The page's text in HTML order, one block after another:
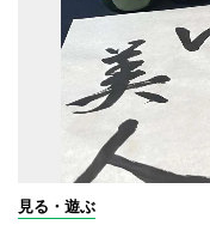
見る・遊ぶ